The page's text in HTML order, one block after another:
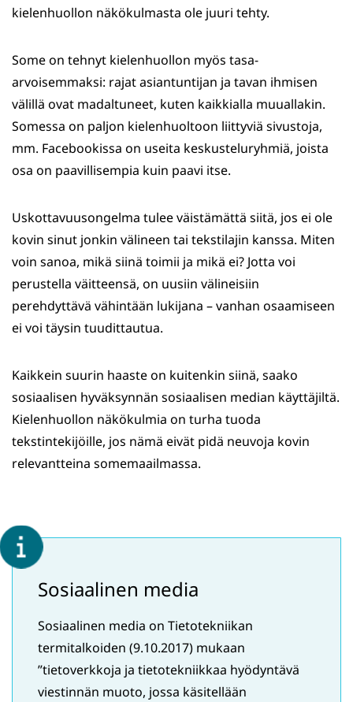
kielenhuollon näkökulmasta ole juuri tehty.
Some on tehnyt kielenhuollon myös tasa-
arvoisemmaksi: rajat asiantuntijan ja tavan ihmisen
välillä ovat madaltuneet, kuten kaikkialla muuallakin.
Somessa on paljon kielenhuoltoon liittyviä sivustoja,
mm. Facebookissa on useita keskusteluryhmiä, joista
osa on paavillisempia kuin paavi itse.
Uskottavuusongelma tulee väistämättä siitä, jos ei ole
kovin sinut jonkin välineen tai tekstilajin kanssa. Miten
voin sanoa, mikä siinä toimii ja mikä ei? Jotta voi
perustella väitteensä, on uusiin välineisiin
perehdyttävä vähintään lukijana – vanhan osaamiseen
ei voi täysin tuudittautua.
Kaikkein suurin haaste on kuitenkin siinä, saako
sosiaalisen hyväksynnän sosiaalisen median käyttäjiltä.
Kielenhuollon näkökulmia on turha tuoda
tekstintekijöille, jos nämä eivät pidä neuvoja kovin
relevantteina somemaailmassa.
Sosiaalinen media
Sosiaalinen media on Tietotekniikan
termitalkoiden (9.10.2017) mukaan
”tietoverkkoja ja tietotekniikkaa hyödyntävä
viestinnän muoto, jossa käsitellään